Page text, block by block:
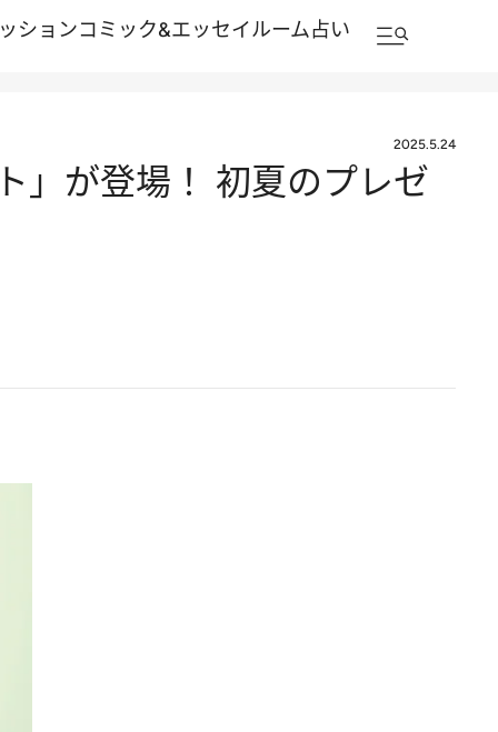
ションコミック&エッセイルーム占い
2025.5.24
」が登場！ 初夏のプレゼ